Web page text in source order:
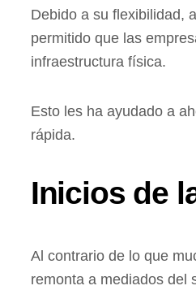
Debido a su flexibilidad,
permitido que las
infraestructura física.
Esto les ha ayudado a
rápida.
Inicios de
Al contrario de lo que
remonta a mediados del